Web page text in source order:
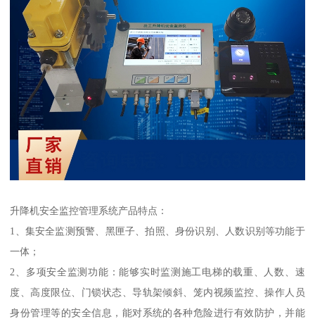
升降机安全监控管理系统产品特点：
1、集安全监测预警、黑匣子、拍照、身份识别、人数识别等功能于
一体；
2、多项安全监测功能：能够实时监测施工电梯的载重、人数、速
度、高度限位、门锁状态、导轨架倾斜、笼内视频监控、操作人员
身份管理等的安全信息，能对系统的各种危险进行有效防护，并能